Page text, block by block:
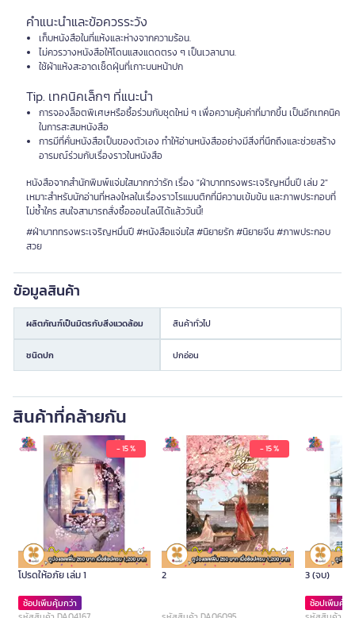
คำแนะนำและข้อควรระวัง
เก็บหนังสือในที่แห้งและห่างจากความร้อน.
ไม่ควรวางหนังสือให้โดนแสงแดดตรง ๆ เป็นเวลานาน.
ใช้ผ้าแห้งสะอาดเช็ดฝุ่นที่เกาะบนหน้าปก
Tip. เทคนิคเล็กๆ ที่แนะนำ
การจองล็อตพิเศษหรือซื้อร่วมกับชุดใหม่ ๆ เพื่อความคุ้มค่าที่มากขึ้น เป็นอีกเทคนิค
ในการสะสมหนังสือ
การมีที่คั่นหนังสือเป็นของตัวเอง ทำให้อ่านหนังสืออย่างมีสิ่งที่นึกถึงและช่วยสร้าง
อารมณ์ร่วมกับเรื่องราวในหนังสือ
หนังสือจากสำนักพิมพ์แจ่มใสมากกว่ารัก เรื่อง "ฝ่าบาททรงพระเจริญหมื่นปี เล่ม 2"
เหมาะสำหรับนักอ่านที่หลงใหลในเรื่องราวโรแมนติกที่มีความเข้มข้น และภาพประกอบที่
ไม่ซ้ำใคร สนใจสามารถสั่งซื้อออนไลน์ได้แล้ววันนี้!
#ฝ่าบาททรงพระเจริญหมื่นปี #หนังสือแจ่มใส #นิยายรัก #นิยายจีน #ภาพประกอบ
สวย
ข้อมูลสินค้า
ผลิตภัณฑ์เป็นมิตรกับสิ่งแวดล้อม สินค้าทั่วไป
ชนิดปก ปกอ่อน
สินค้าที่คล้ายกัน
- 15 %
หนังสือ บัณฑิตชาวนา ขอท่านใต้เท้า
โปรดให้อภัย เล่ม 1
ช้อปเพิ่มคุ้มกว่า
- 15 %
หนังสือ ไม่งามสง่าเท่าเสด็จอา เล่ม
2
หนังสือ ไม่ง
3 (จบ)
ช้อปเพิ่มคุ้ม